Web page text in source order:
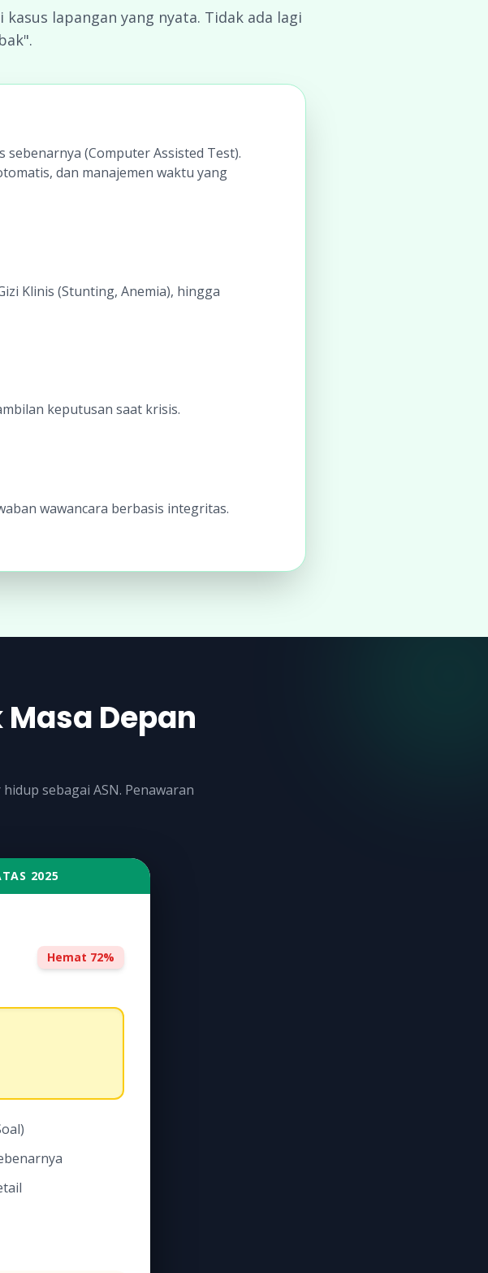
lapangan yang nyata. Tidak ada lagi
(Computer Assisted Test).
dan manajemen waktu yang
Klinis (Stunting, Anemia), hingga
keputusan saat krisis.
wawancara berbasis integritas.
Depan
sebagai ASN. Penawaran
2025
Hemat 72%